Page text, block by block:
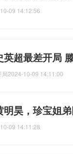
09 14:12:56
超最差开局
局2024-10-09 14:11:00
昊，珍宝姐
09 14:11:28